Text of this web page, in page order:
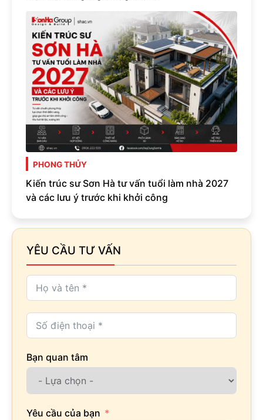
PHONG THỦY
Kiến trúc sư Sơn Hà tư vấn tuổi làm nhà 2027
và các lưu ý trước khi khởi công
YÊU CẦU TƯ VẤN
Bạn quan tâm
Yêu cầu của bạn